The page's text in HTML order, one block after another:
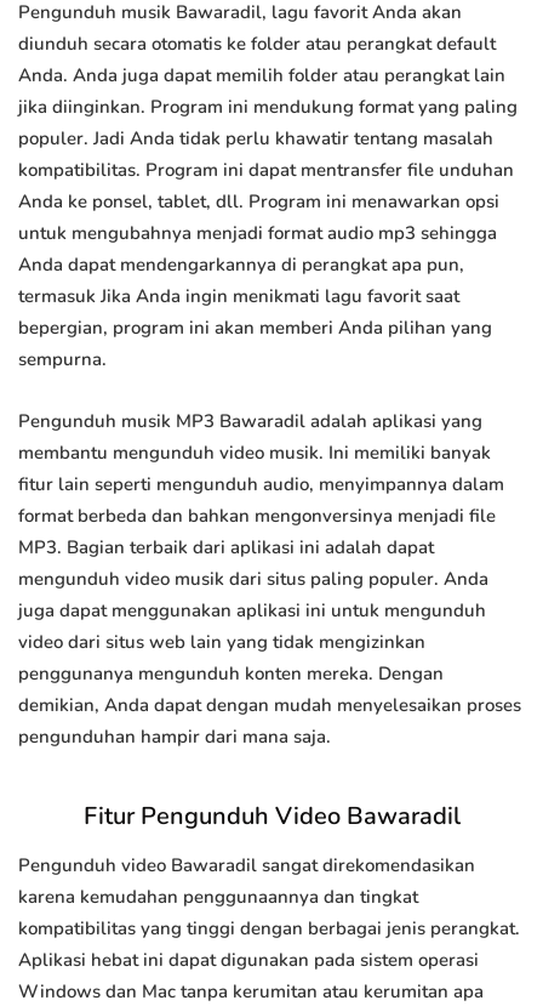
Pengunduh musik Bawaradil, lagu favorit Anda akan
diunduh secara otomatis ke folder atau perangkat default
Anda. Anda juga dapat memilih folder atau perangkat lain
jika diinginkan. Program ini mendukung format yang paling
populer. Jadi Anda tidak perlu khawatir tentang masalah
kompatibilitas. Program ini dapat mentransfer file unduhan
Anda ke ponsel, tablet, dll. Program ini menawarkan opsi
untuk mengubahnya menjadi format audio mp3 sehingga
Anda dapat mendengarkannya di perangkat apa pun,
termasuk Jika Anda ingin menikmati lagu favorit saat
bepergian, program ini akan memberi Anda pilihan yang
sempurna.
Pengunduh musik MP3 Bawaradil adalah aplikasi yang
membantu mengunduh video musik. Ini memiliki banyak
fitur lain seperti mengunduh audio, menyimpannya dalam
format berbeda dan bahkan mengonversinya menjadi file
MP3. Bagian terbaik dari aplikasi ini adalah dapat
mengunduh video musik dari situs paling populer. Anda
juga dapat menggunakan aplikasi ini untuk mengunduh
video dari situs web lain yang tidak mengizinkan
penggunanya mengunduh konten mereka. Dengan
demikian, Anda dapat dengan mudah menyelesaikan proses
pengunduhan hampir dari mana saja.
Fitur Pengunduh Video Bawaradil
Pengunduh video Bawaradil sangat direkomendasikan
karena kemudahan penggunaannya dan tingkat
kompatibilitas yang tinggi dengan berbagai jenis perangkat.
Aplikasi hebat ini dapat digunakan pada sistem operasi
Windows dan Mac tanpa kerumitan atau kerumitan apa